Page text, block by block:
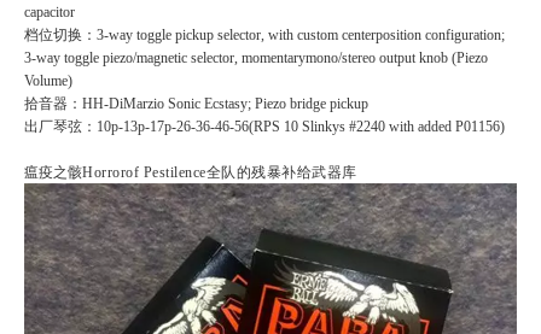
capacitor
档位切换：3-way toggle pickup selector, with custom centerposition configuration;
3-way toggle piezo/magnetic selector, momentarymono/stereo output knob (Piezo
Volume)
拾音器：HH-DiMarzio Sonic Ecstasy; Piezo bridge pickup
出厂琴弦：10p-13p-17p-26-36-46-56(RPS 10 Slinkys #2240 with added P01156)
瘟疫之骸Horrorof Pestilence全队的残暴补给武器库